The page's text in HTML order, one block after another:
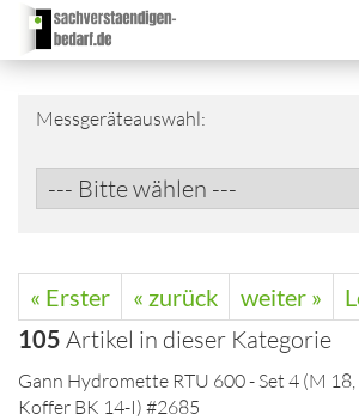
Messgeräteauswahl:
« Erster « zurück weiter »
105 Artikel in dieser Kategorie
Gann Hydromette RTU 600 - Set 4 (M 18,
Koffer BK 14-I) #2685